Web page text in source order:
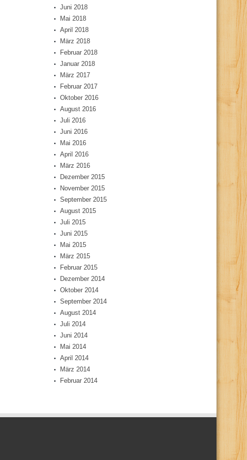
Juni 2018
Mai 2018
April 2018
März 2018
Februar 2018
Januar 2018
März 2017
Februar 2017
Oktober 2016
August 2016
Juli 2016
Juni 2016
Mai 2016
April 2016
März 2016
Dezember 2015
November 2015
September 2015
August 2015
Juli 2015
Juni 2015
Mai 2015
März 2015
Februar 2015
Dezember 2014
Oktober 2014
September 2014
August 2014
Juli 2014
Juni 2014
Mai 2014
April 2014
März 2014
Februar 2014